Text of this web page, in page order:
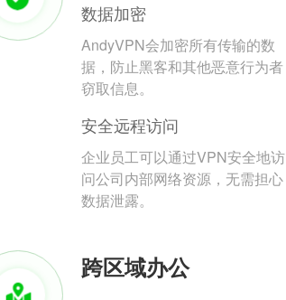
数据加密
AndyVPN会加密所有传输的数
据，防止黑客和其他恶意行为者
窃取信息。
安全远程访问
企业员工可以通过VPN安全地访
问公司内部网络资源，无需担心
数据泄露。
跨区域办公